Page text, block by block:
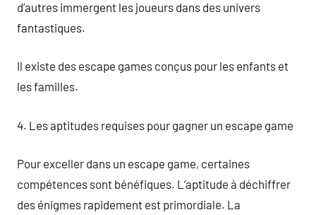
d’autres immergent les joueurs dans des univers
fantastiques.
Il existe des escape games conçus pour les enfants et
les familles.
4. Les aptitudes requises pour gagner un escape game
Pour exceller dans un escape game, certaines
compétences sont bénéfiques. L’aptitude à déchiffrer
des énigmes rapidement est primordiale. La